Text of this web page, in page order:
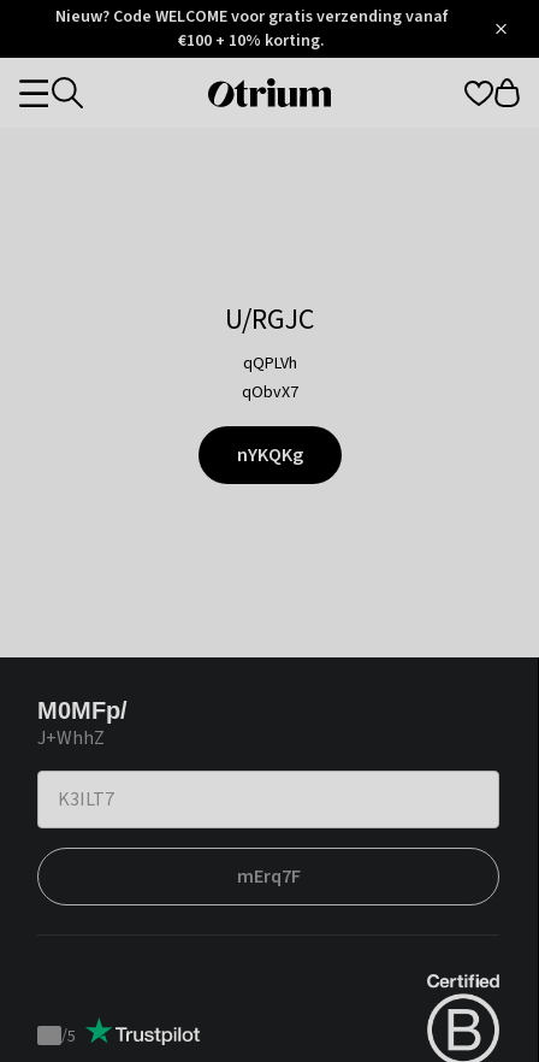
Otrium
Trustpilot
Nieuw? Code WELCOME voor gratis verzending vanaf
€100 + 10% korting.
Otrium
Categories
U/RGJC
qQPLVh
qObvX7
nYKQKg
M0MFp/
J+WhhZ
mErq7F
Trustpilot
/5